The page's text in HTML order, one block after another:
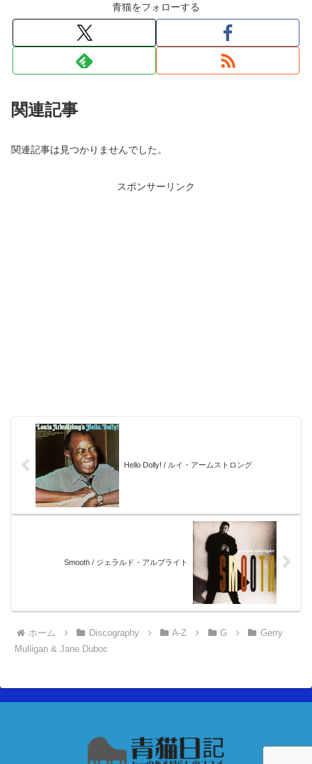
青猫をフォローする
関連記事
関連記事は見つかりませんでした。
スポンサーリンク
Hello Dolly! / ルイ・アームストロング
Smooth / ジェラルド・アルブライト
ホーム Discography A-Z G
Gerry
Mulligan & Jane Duboc